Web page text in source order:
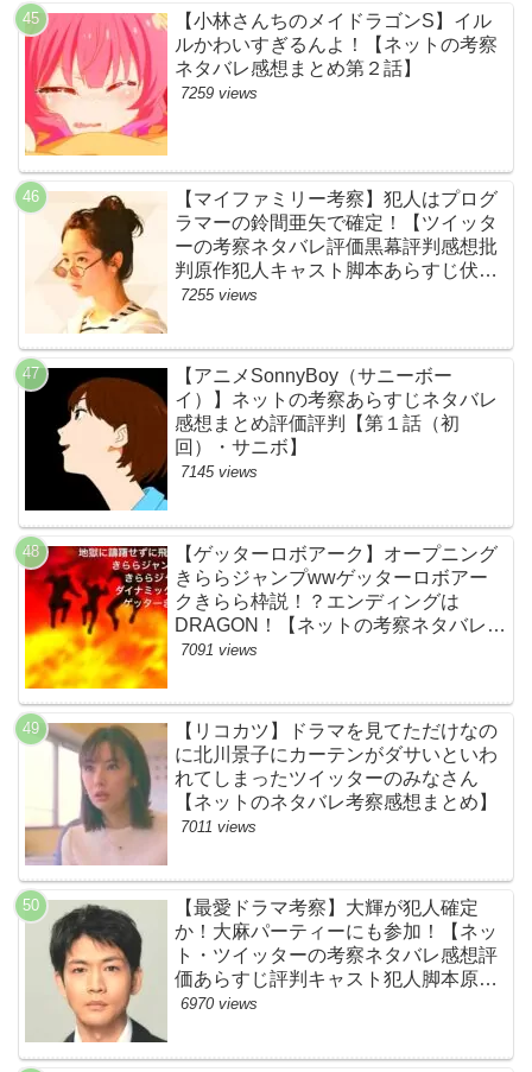
【小林さんちのメイドラゴンS】イル
ルかわいすぎるんよ！【ネットの考察
ネタバレ感想まとめ第２話】
7259 views
【マイファミリー考察】犯人はプログ
ラマーの鈴間亜矢で確定！【ツイッタ
ーの考察ネタバレ評価黒幕評判感想批
判原作犯人キャスト脚本あらすじ伏線
まとめ・藤間爽子】
7255 views
【アニメSonnyBoy（サニーボー
イ）】ネットの考察あらすじネタバレ
感想まとめ評価評判【第１話（初
回）・サニボ】
7145 views
【ゲッターロボアーク】オープニング
きららジャンプwwゲッターロボアー
クきらら枠説！？エンディングは
DRAGON！【ネットの考察ネタバレ感
想まとめ・第１話】
7091 views
【リコカツ】ドラマを見てただけなの
に北川景子にカーテンがダサいといわ
れてしまったツイッターのみなさん
【ネットのネタバレ考察感想まとめ】
7011 views
【最愛ドラマ考察】大輝が犯人確定
か！大麻パーティーにも参加！【ネッ
ト・ツイッターの考察ネタバレ感想評
価あらすじ評判キャスト犯人脚本原作
黒幕伏線まとめ・大ちゃん・梨央・加
6970 views